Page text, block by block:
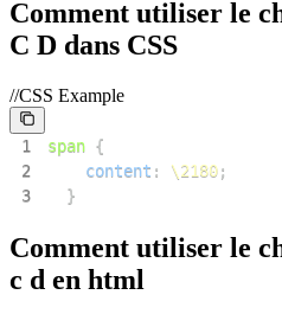
Comment utiliser le
C D dans CSS
//CSS Example
1 span {
2
content : \2180;
3
}
Comment utiliser le
c d en html